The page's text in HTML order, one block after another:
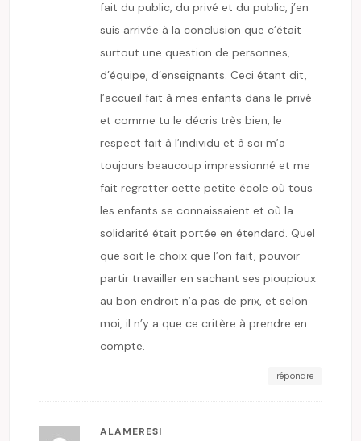
fait du public, du privé et du public, j’en
suis arrivée à la conclusion que c’était
surtout une question de personnes,
d’équipe, d’enseignants. Ceci étant dit,
l’accueil fait à mes enfants dans le privé
et comme tu le décris très bien, le
respect fait à l’individu et à soi m’a
toujours beaucoup impressionné et me
fait regretter cette petite école où tous
les enfants se connaissaient et où la
solidarité était portée en étendard. Quel
que soit le choix que l’on fait, pouvoir
partir travailler en sachant ses pioupioux
au bon endroit n’a pas de prix, et selon
moi, il n’y a que ce critère à prendre en
compte.
répondre
ALAMERESI